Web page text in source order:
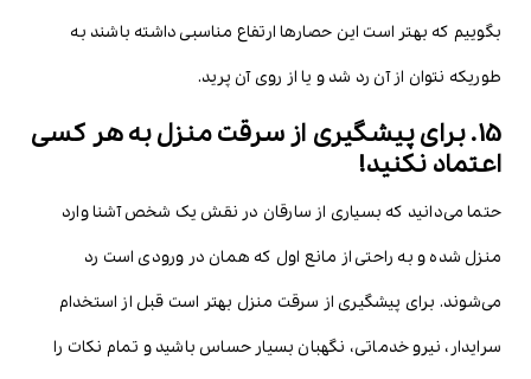
بگوییم که بهتر است این حصارها ارتفاع مناسبی داشته باشند به
طوریکه نتوان از آن رد شد و یا از روی آن پرید.
15. برای پیشگیری از سرقت منزل به هر کسی
اعتماد نکنید!
حتما می‌دانید که بسیاری از سارقان در نقش یک شخص آشنا وارد
منزل شده و به راحتی از مانع اول که همان در ورودی است رد
می‌شوند. برای پیشگیری از سرقت منزل بهتر است قبل از استخدام
سرایدار، نیرو خدماتی، نگهبان بسیار حساس باشید و تمام نکات را